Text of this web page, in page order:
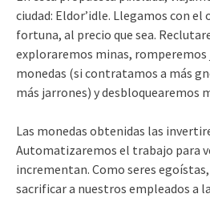
ciudad: Eldor’idle. Llegamos con el
fortuna, al precio que sea.
exploraremos minas, romperemos
monedas (si contratamos a más
más jarrones) y desbloquearemos
Las monedas obtenidas las
Automatizaremos el trabajo para
incrementan. Como seres
sacrificar a nuestros empleados a